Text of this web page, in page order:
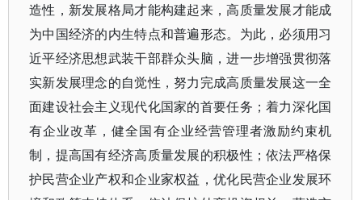
造性，新发展格局才能构建起来，高质量发展才能成
为中国经济的内生特点和普遍形态。为此，必须用习
近平经济思想武装干部群众头脑，进一步增强贯彻落
实新发展理念的自觉性，努力完成高质量发展这一全
面建设社会主义现代化国家的首要任务；着力深化国
有企业改革，健全国有企业经营管理者激励约束机
制，提高国有经济高质量发展的积极性；依法严格保
护民营企业产权和企业家权益，优化民营企业发展环